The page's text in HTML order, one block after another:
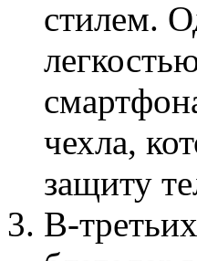
стилем.
чехла,
защиту
В-